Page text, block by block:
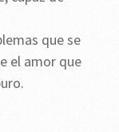
que se
el amor que